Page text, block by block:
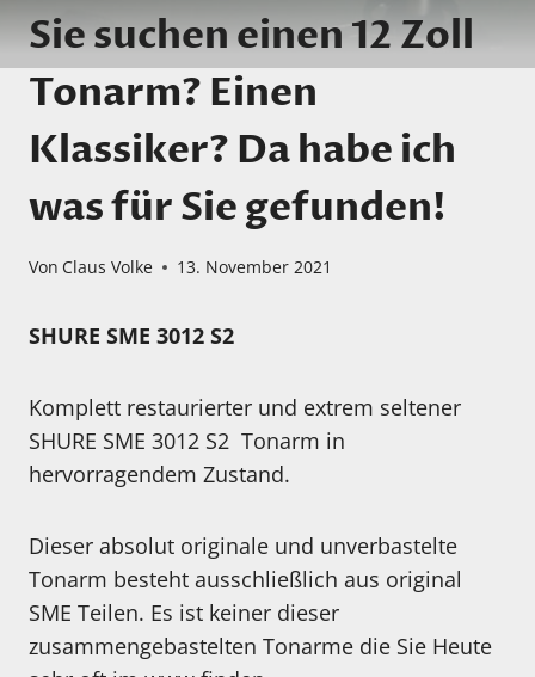
Sie suchen einen 12 Zoll
Tonarm? Einen
Klassiker? Da habe ich
was für Sie gefunden!
Von Claus Volke 13. November 2021
SHURE SME 3012 S2
Komplett restaurierter und extrem seltener
SHURE SME 3012 S2 Tonarm in
hervorragendem Zustand.
Dieser absolut originale und unverbastelte
Tonarm besteht ausschließlich aus original
SME Teilen. Es ist keiner dieser
zusammengebastelten Tonarme die Sie Heute